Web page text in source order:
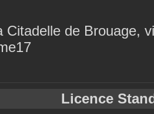
Citadelle de Brouage,
Licence